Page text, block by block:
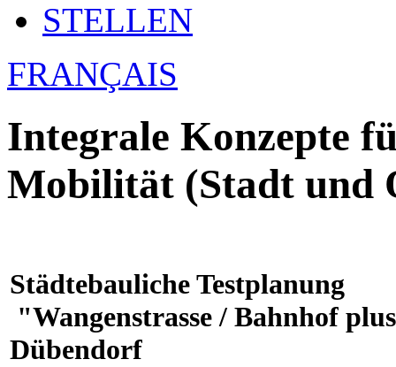
STELLEN
FRANÇAIS
Integrale Konzepte
Mobilität (Stadt und
Städtebauliche Testplanung
"Wangenstrasse / Bahnhof
Dübendorf